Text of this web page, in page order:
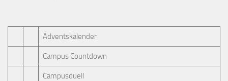
Adventskalender
Campus Countdown
Campusduell